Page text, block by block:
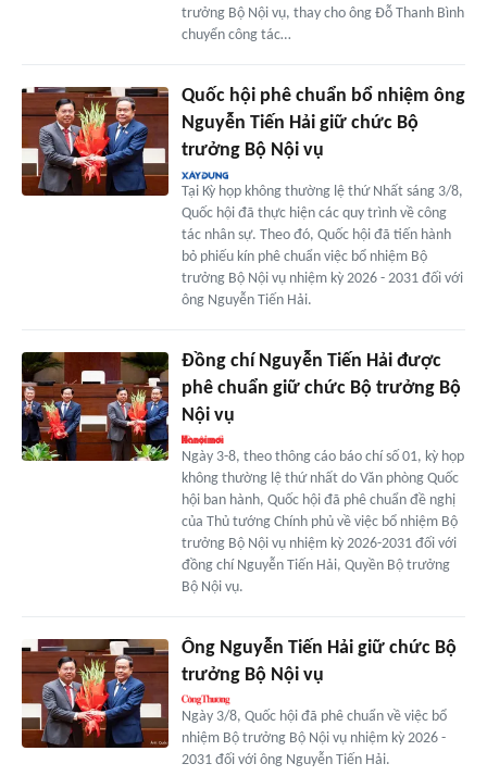
trưởng Bộ Nội vụ, thay cho ông Đỗ Thanh Bình
chuyển công tác…
Quốc hội phê chuẩn bổ nhiệm ông
Nguyễn Tiến Hải giữ chức Bộ
trưởng Bộ Nội vụ
Tại Kỳ họp không thường lệ thứ Nhất sáng 3/8,
Quốc hội đã thực hiện các quy trình về công
tác nhân sự. Theo đó, Quốc hội đã tiến hành
bỏ phiếu kín phê chuẩn việc bổ nhiệm Bộ
trưởng Bộ Nội vụ nhiệm kỳ 2026 - 2031 đối với
ông Nguyễn Tiến Hải.
Đồng chí Nguyễn Tiến Hải được
phê chuẩn giữ chức Bộ trưởng Bộ
Nội vụ
Ngày 3-8, theo thông cáo báo chí số 01, kỳ họp
không thường lệ thứ nhất do Văn phòng Quốc
hội ban hành, Quốc hội đã phê chuẩn đề nghị
của Thủ tướng Chính phủ về việc bổ nhiệm Bộ
trưởng Bộ Nội vụ nhiệm kỳ 2026-2031 đối với
đồng chí Nguyễn Tiến Hải, Quyền Bộ trưởng
Bộ Nội vụ.
Ông Nguyễn Tiến Hải giữ chức Bộ
trưởng Bộ Nội vụ
Ngày 3/8, Quốc hội đã phê chuẩn về việc bổ
nhiệm Bộ trưởng Bộ Nội vụ nhiệm kỳ 2026 -
2031 đối với ông Nguyễn Tiến Hải.